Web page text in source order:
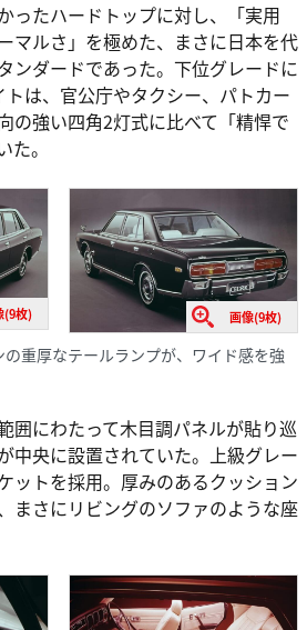
ったハードトップに対し、「実用
マルさ」を極めた、まさに日本を代
ンダードであった。下位グレードに
は、官公庁やタクシー、パトカー
の強い四角2灯式に比べて「精悍で
。
(9枚) 画像(9枚)
重厚なテールランプが、ワイド感を強
囲にわたって木目調パネルが貼り巡
中央に設置されていた。上級グレー
ットを採用。厚みのあるクッション
まさにリビングのソファのような座